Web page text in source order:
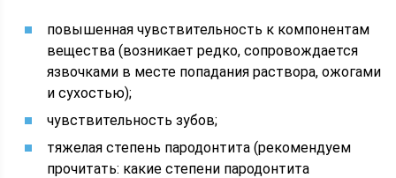
повышенная чувствительность к компонентам
вещества (возникает редко, сопровождается
язвочками в месте попадания раствора, ожогами
и сухостью);
чувствительность зубов;
тяжелая степень пародонтита (рекомендуем
прочитать: какие степени пародонтита